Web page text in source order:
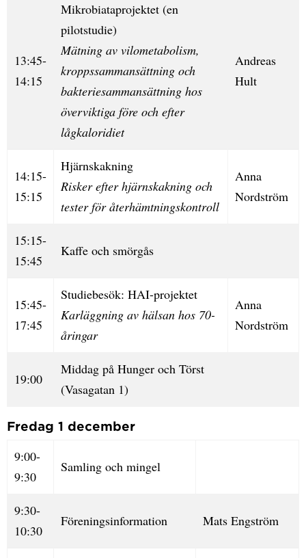
13:45-
14:15
Mikrobiataprojektet (en
pilotstudie)
Mätning av vilometabolism,
kroppssammansättning och
bakteriesammansättning hos
överviktiga före och efter
lågkaloridiet
Andreas
Hult
14:15-
15:15
Hjärnskakning
Risker efter hjärnskakning och
tester för återhämtningskontroll
Anna
Nordström
15:15-
15:45
Kaffe och smörgås
15:45-
17:45
Studiebesök: HAI-projektet
Karläggning av hälsan hos 70-
åringar
Anna
Nordström
19:00
Middag på Hunger och Törst
(Vasagatan 1)
Fredag 1 december
9:00-
9:30
Samling och mingel
9:30-
10:30
Föreningsinformation Mats Engström